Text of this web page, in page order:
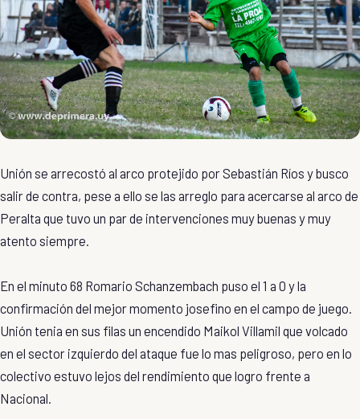
Unión se arrecostó al arco protejido por Sebastián Ríos y busco
salir de contra, pese a ello se las arreglo para acercarse al arco de
Peralta que tuvo un par de intervenciones muy buenas y muy
atento siempre.
En el minuto 68 Romario Schanzembach puso el 1 a 0 y la
confirmación del mejor momento josefino en el campo de juego.
Unión tenia en sus filas un encendido Maikol Villamil que volcado
en el sector izquierdo del ataque fue lo mas peligroso, pero en lo
colectivo estuvo lejos del rendimiento que logro frente a
Nacional.